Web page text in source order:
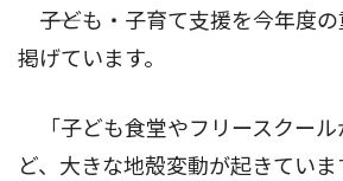
――子ども・子育て支援を今年度
掲げています。
「子ども食堂やフリースクール
ど、大きな地殻変動が起きてい